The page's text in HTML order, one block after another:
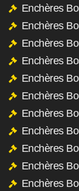
Enchères
Enchères
Enchères
Enchères
Enchères
Enchères
Enchères
Enchères
Enchères
Enchères
Enchères